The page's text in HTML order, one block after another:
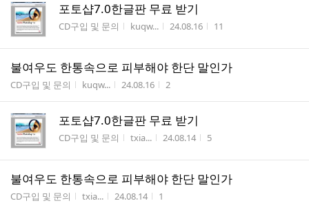
포토샵7.0한글판 무료 받기
게시판명
CD구입 및 문의 작성자
kuqw... 작성시간
24.08.16 조회수
11
불여우도 한통속으로 피부해야 한단 말인가
게시판명
CD구입 및 문의 작성자
kuqw... 작성시간
24.08.16 조회수
2
포토샵7.0한글판 무료 받기
게시판명
CD구입 및 문의 작성자
txia... 작성시간
24.08.14 조회수
5
불여우도 한통속으로 피부해야 한단 말인가
게시판명
CD구입 및 문의 작성자
txia... 작성시간
24.08.14 조회수
1